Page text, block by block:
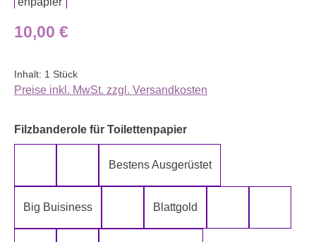
Regulärer Preis:
10,00 €
Inhalt: 1 Stück
Preise inkl. MwSt. zzgl. Versandkosten
Filzbanderole für Toilettenpapierauswählen
5-Lagig ich kann´s mir leisten
Alter spielt keine Rolle
Bestens Ausgerüstet
Big Buisiness
Bitte bleiben sie während der
Blattgold